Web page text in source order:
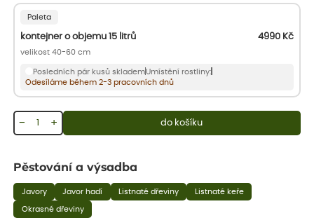
Paleta
kontejner o objemu 15 litrů 4990 Kč
velikost 40-60 cm
Posledních pár kusů sklademUmístění rostliny:
Odesíláme během 2-3 pracovních dnů
+
− do košíku
Pěstování a výsadba
Javory Javor hadí Listnaté dřeviny Listnaté keře
Okrasné dřeviny